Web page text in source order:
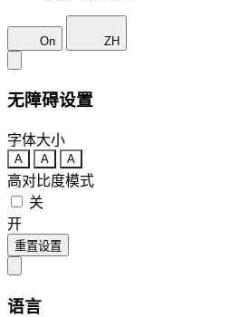
On ZH
无障碍设置
字体大小
A A A
高对比度模式
关
开
重置设置
语言